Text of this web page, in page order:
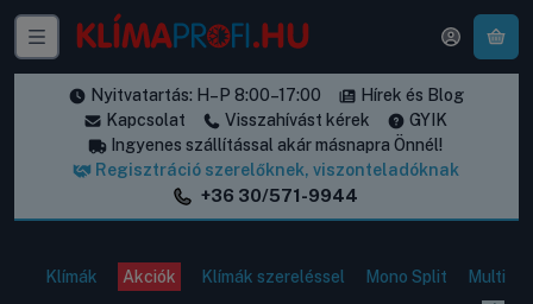
Nyitvatartás: H–P 8:00–17:00
Hírek és Blog
Kapcsolat
Visszahívást kérek
GYIK
Ingyenes szállítással akár másnapra Önnél!
Regisztráció szerelőknek, viszonteladóknak
+36 30/571-9944
Klímák Akciók Klímák szereléssel Mono Split
Multi